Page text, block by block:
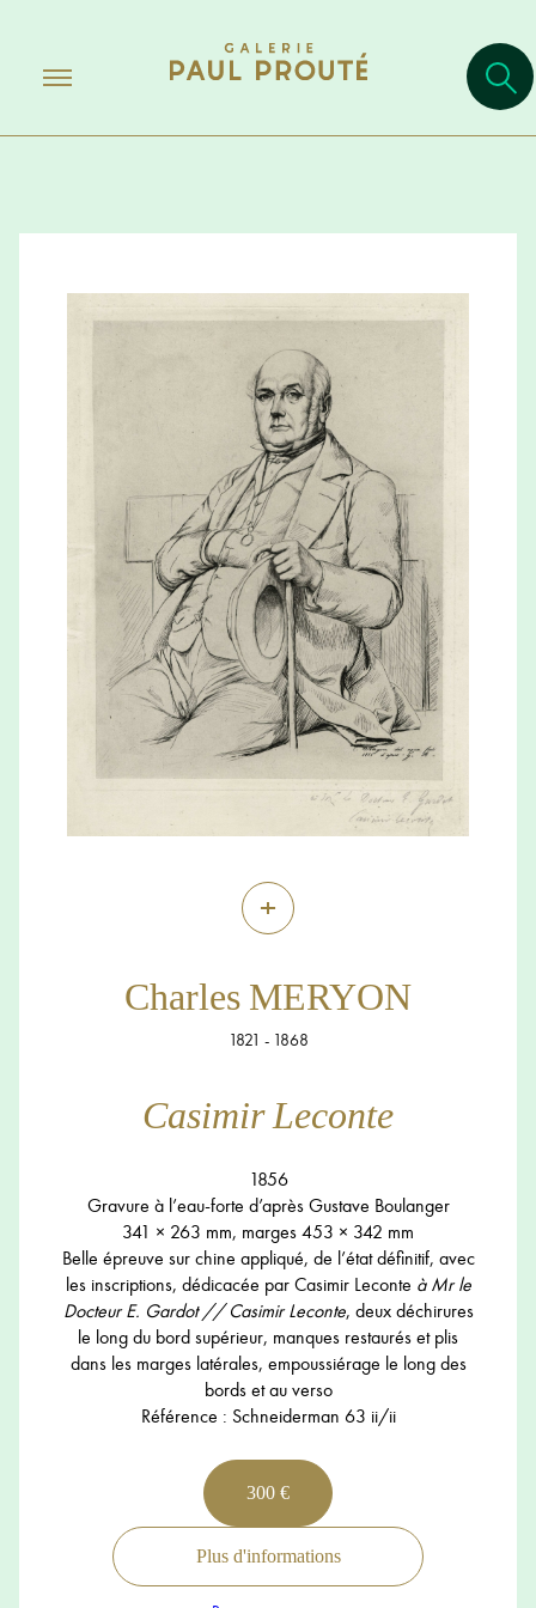
+
Charles MERYON
1821 - 1868
Casimir Leconte
1856
Gravure à l’eau-forte d’après Gustave Boulanger
341 × 263 mm, marges 453 × 342 mm
Belle épreuve sur chine appliqué, de l’état définitif, avec
les inscriptions, dédicacée par Casimir Leconte à Mr le
Docteur E. Gardot // Casimir Leconte, deux déchirures
le long du bord supérieur, manques restaurés et plis
dans les marges latérales, empoussiérage le long des
bords et au verso
Référence : Schneiderman 63 ii/ii
300 €
Plus d'informations